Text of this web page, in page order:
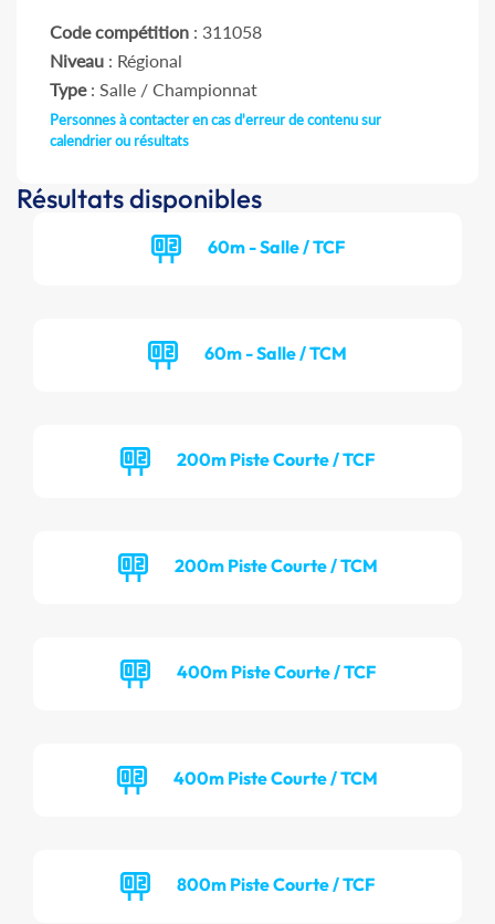
Code compétition : 311058
Niveau : Régional
Type: Salle / Championnat
Personnes à contacter en cas d'erreur de contenu sur
calendrier ou résultats
Résultats disponibles
60m - Salle / TCF
60m - Salle / TCM
200m Piste Courte / TCF
200m Piste Courte / TCM
400m Piste Courte / TCF
400m Piste Courte / TCM
800m Piste Courte / TCF